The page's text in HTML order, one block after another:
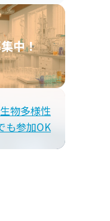
中！
生物多様性
も参加OK